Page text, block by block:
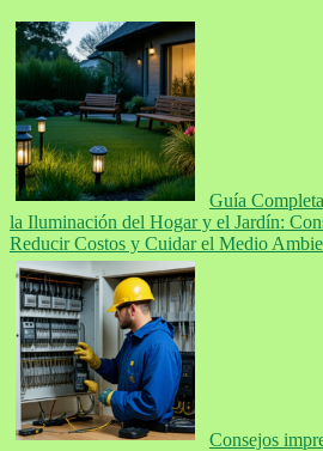
Guía
la Iluminación del Hogar y el Jardín:
Reducir Costos y Cuidar el Medio
Consejos